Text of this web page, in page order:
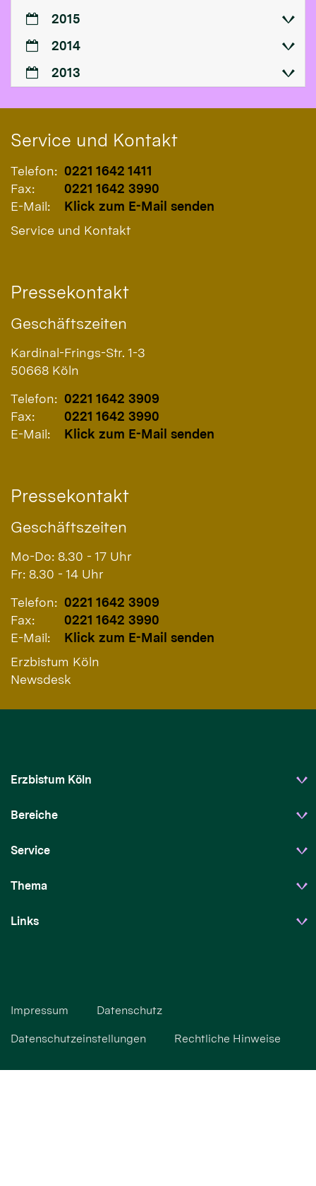
2015
2014
2013
Service und Kontakt
Telefon: 0221 1642 1411
Fax:
0221 1642 3990
E-Mail:
Klick zum E-Mail senden
Service und Kontakt
Pressekontakt
Geschäftszeiten
Kardinal-Frings-Str. 1-3
50668 Köln
Telefon: 0221 1642 3909
Fax:
0221 1642 3990
E-Mail:
Klick zum E-Mail senden
Pressekontakt
Geschäftszeiten
Mo-Do: 8.30 - 17 Uhr
Fr: 8.30 - 14 Uhr
Telefon: 0221 1642 3909
Fax:
0221 1642 3990
E-Mail:
Klick zum E-Mail senden
Erzbistum Köln
Newsdesk
Erzbistum Köln
Bereiche
Service
Thema
Links
Impressum Datenschutz
Datenschutzeinstellungen Rechtliche Hinweise